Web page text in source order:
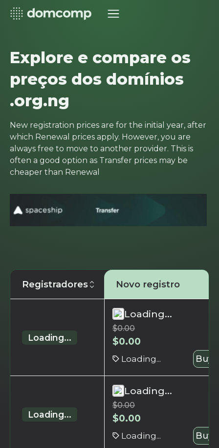
Explore e compare os
preços dos domínios
.org.ng
New registration prices are for the initial year, after
which Renewal prices apply. However, you are
always free to move to another provider. This is
often a good option as Transfer prices may be
cheaper than Renewal
Registradores Novo registro
Loading...
Loading...
$0.00
$0.00
Loading... Buy
Loading...
Loading...
$0.00
$0.00
Loading... Buy